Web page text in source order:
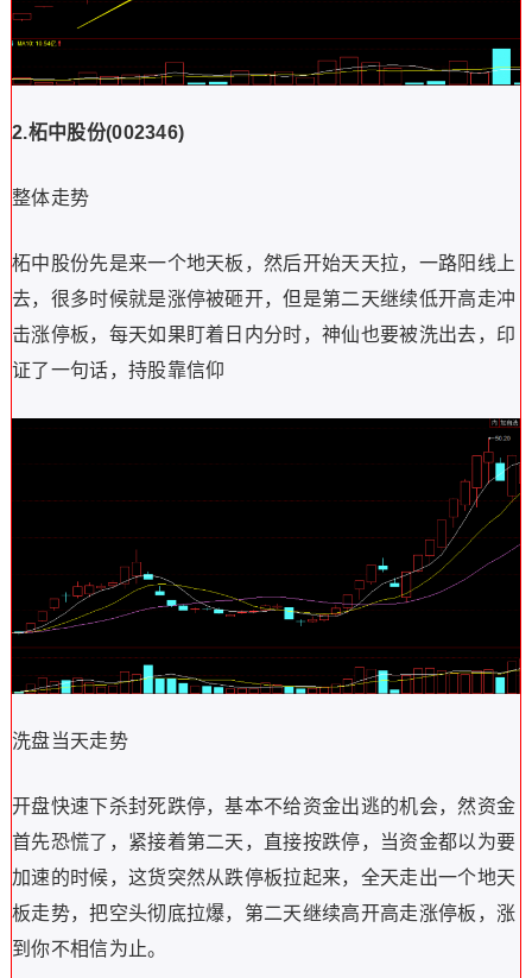
2.柘中股份(002346)
整体走势
柘中股份先是来一个地天板，然后开始天天拉，一路阳线上
去，很多时候就是涨停被砸开，但是第二天继续低开高走冲
击涨停板，每天如果盯着日内分时，神仙也要被洗出去，印
证了一句话，持股靠信仰
洗盘当天走势
开盘快速下杀封死跌停，基本不给资金出逃的机会，然资金
首先恐慌了，紧接着第二天，直接按跌停，当资金都以为要
加速的时候，这货突然从跌停板拉起来，全天走出一个地天
板走势，把空头彻底拉爆，第二天继续高开高走涨停板，涨
到你不相信为止。